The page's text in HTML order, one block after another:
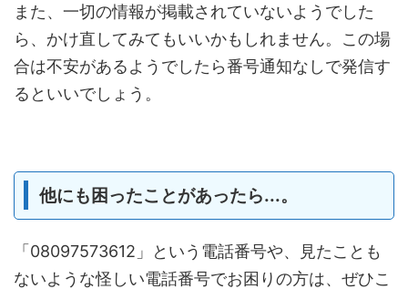
また、一切の情報が掲載されていないようでした
ら、かけ直してみてもいいかもしれません。この場
合は不安があるようでしたら番号通知なしで発信す
るといいでしょう。
他にも困ったことがあったら...。
「08097573612」という電話番号や、見たことも
ないような怪しい電話番号でお困りの方は、ぜひこ